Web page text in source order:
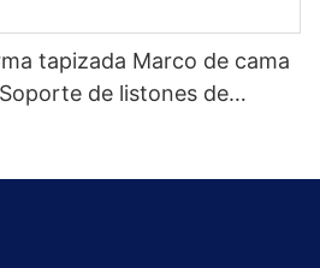
tapizada Marco de cama
de listones de